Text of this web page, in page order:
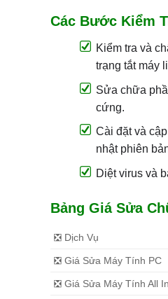
Các Bước Kiểm
Kiểm tra và
trạng tắt máy
Sửa chữa
cứng.
Cài đặt và
nhật phiên
Diệt virus và
Bảng Giá Sửa
❎ Dịch Vụ
❎ Giá Sửa Máy Tính PC
❎ Giá Sửa Máy Tính All